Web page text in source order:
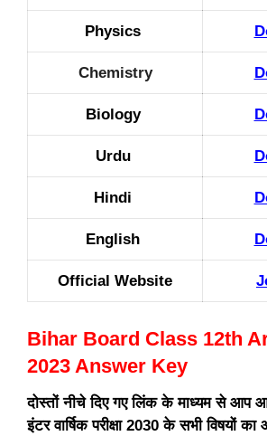
Physics
Chemistry
Biology
Urdu
Hindi
English
Official Website
Bihar Board Class 12th
2023 Answer Key
दोस्तों नीचे दिए गए लिंक के माध्यम से आप
इंटर वार्षिक परीक्षा 2030 के सभी विषयों